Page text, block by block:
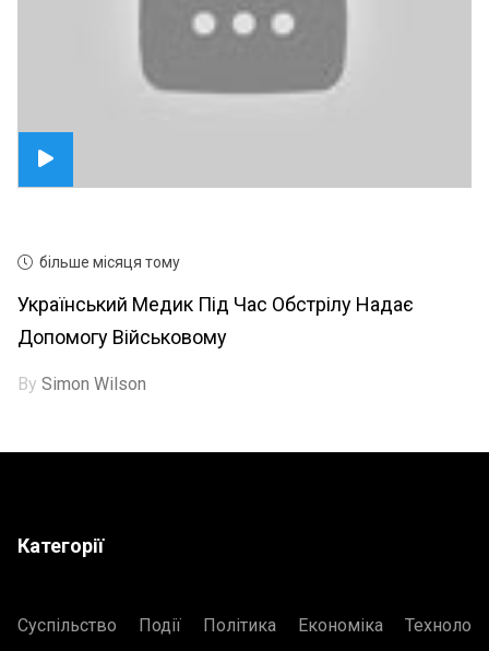
більше місяця тому
Український Медик Під Час Обстрілу Надає
Допомогу Військовому
BySimon Wilson
Категорії
Суспільство Події Політика Економіка Технології